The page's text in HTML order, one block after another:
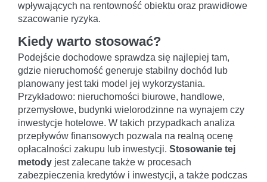
wpływających na rentowność obiektu oraz prawidłowe
szacowanie ryzyka.
Kiedy warto stosować?
Podejście dochodowe sprawdza się najlepiej tam,
gdzie nieruchomość generuje stabilny dochód lub
planowany jest taki model jej wykorzystania.
Przykładowo: nieruchomości biurowe, handlowe,
przemysłowe, budynki wielorodzinne na wynajem czy
inwestycje hotelowe. W takich przypadkach analiza
przepływów finansowych pozwala na realną ocenę
opłacalności zakupu lub inwestycji. Stosowanie tej
metody jest zalecane także w procesach
zabezpieczenia kredytów i inwestycji, a także podczas